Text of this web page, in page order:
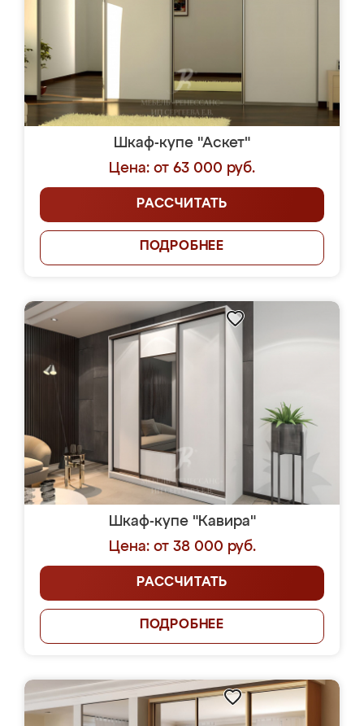
Шкаф-купе "Аскет"
Цена: от 63 000 руб.
РАССЧИТАТЬ
ПОДРОБНЕЕ
Шкаф-купе "Кавира"
Цена: от 38 000 руб.
РАССЧИТАТЬ
ПОДРОБНЕЕ